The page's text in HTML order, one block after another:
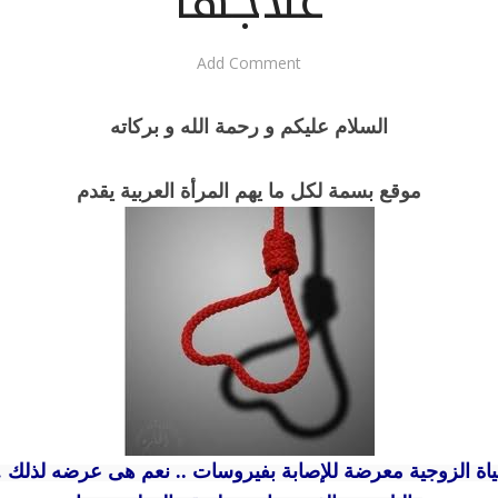
Add Comment
السلام عليكم و رحمة الله و بركاته
موقع بسمة لكل ما يهم المرأة العربية يقدم
الزوجية معرضة للإصابة بفيروسات .. نعم هى عرضه